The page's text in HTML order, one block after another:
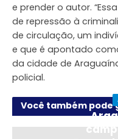
e prender o autor.
de repressão à
de circulação, um
e que é apontado
da cidade de
policial.
Você também pode